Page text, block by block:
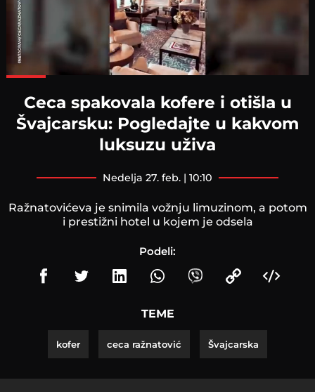
Ceca spakovala kofere i otišla u
Švajcarsku: Pogledajte u kakvom
luksuzu uživa
nedelja 27. feb. | 10:10
Ražnatovićeva je snimila vožnju limuzinom, a potom
i prestižni hotel u kojem je odsela
Podeli:
TEME
kofer ceca ražnatović Švajcarska